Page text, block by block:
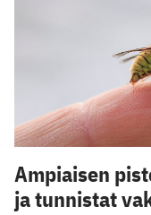
Ampiaisen
ja tunnistat